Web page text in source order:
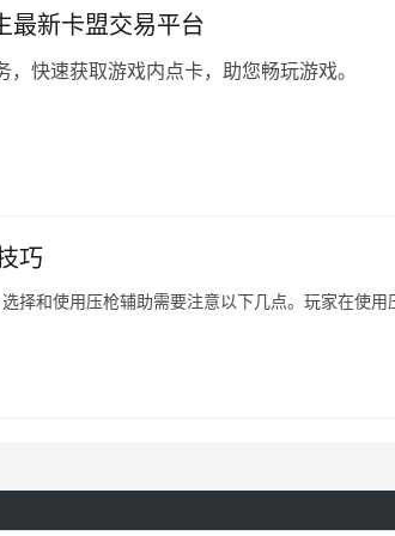
最新卡盟交易平台
快速获取游戏内点卡，助您畅玩游戏。
巧
择和使用压枪辅助需要注意以下几点。玩家在使用